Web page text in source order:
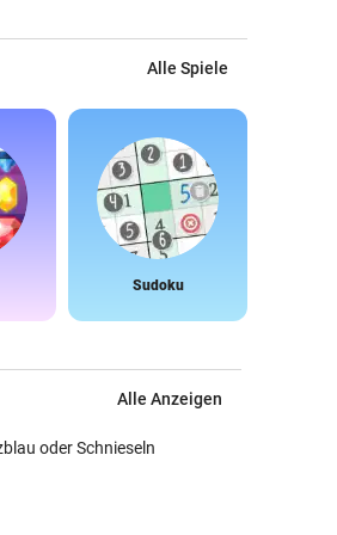
Alle Spiele
Sudoku
Alle Anzeigen